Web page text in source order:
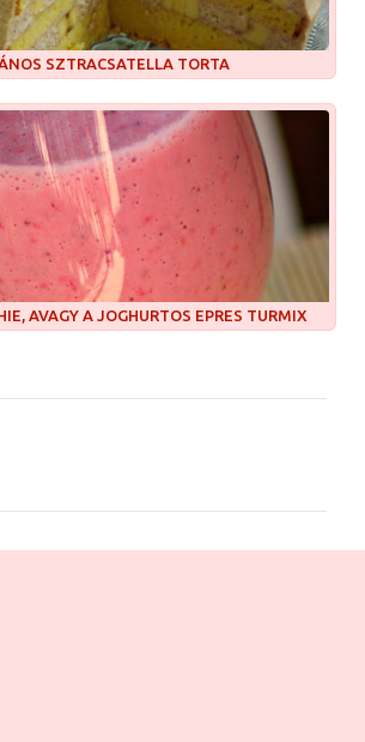
SZTRACSATELLA TORTA
AVAGY A JOGHURTOS EPRES TURMIX